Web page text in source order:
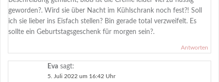
geworden?. Wird sie über Nacht im Kühlschrank noch fest?! Soll
ich sie lieber ins Eisfach stellen? Bin gerade total verzweifelt. Es
sollte ein Geburtstagsgeschenk für morgen sein?.
Antworten
Eva sagt:
5. Juli 2022 um 16:42 Uhr